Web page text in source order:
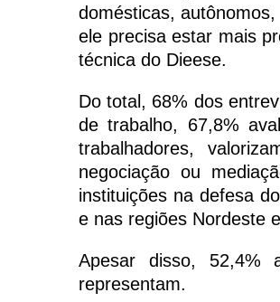
domésticas,
ele precisa estar mais
técnica do Dieese.
Do total, 68% dos
de trabalho, 67,8%
trabalhadores,
negociação ou
instituições na defesa
e nas regiões Nordeste
Apesar disso, 52,4%
representam.